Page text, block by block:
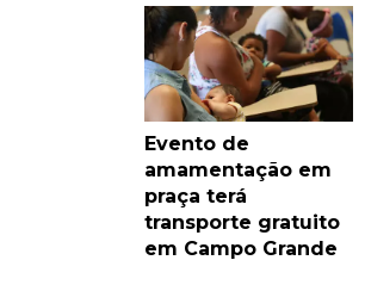
Evento de
amamentação em
praça terá
transporte gratuito
em Campo Grande